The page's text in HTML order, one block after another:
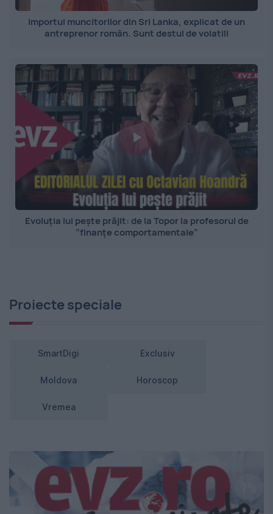
Importul muncitorilor din Sri Lanka, explicat de un
antreprenor român. Sunt destul de volatili
Evoluția lui pește prăjit: de la Topor la profesorul de
”finanțe comportamentale”
Proiecte speciale
SmartDigi Exclusiv
Moldova Horoscop
Vremea